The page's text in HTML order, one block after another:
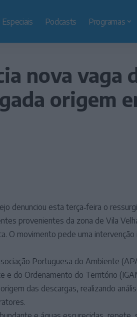
Especiais Podcasts Programas
nova vaga
origem
denunciou esta terça‑feira o
provenientes da zona de Vila
O movimento pede uma
Portuguesa do Ambiente
e do Ordenamento do Território
das descargas, realizando